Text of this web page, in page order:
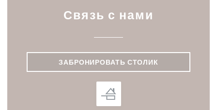
Связь с нами
ЗАБРОНИРОВАТЬ СТОЛИК